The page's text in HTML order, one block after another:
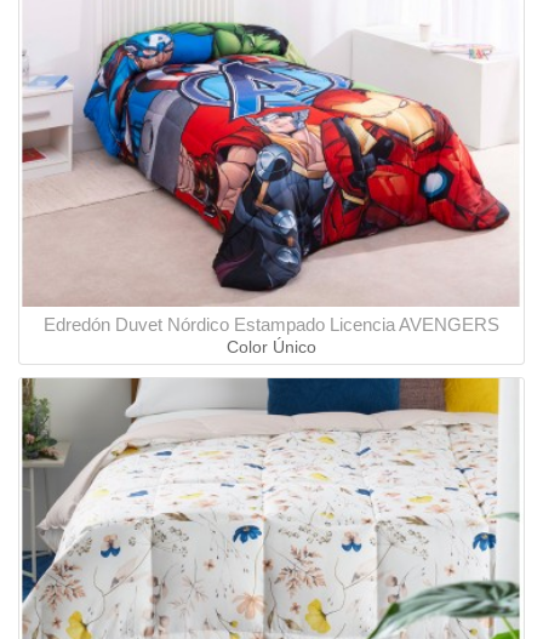
Edredón Duvet Nórdico Estampado Licencia AVENGERS
Color Único